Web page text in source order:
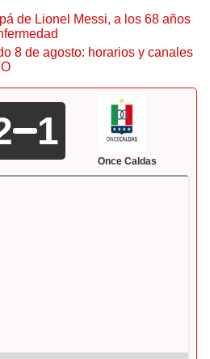
de Lionel Messi, a los 68 años
8 de agosto: horarios y canales
1
Once Caldas